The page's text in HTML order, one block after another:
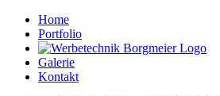
Home
Portfolio
Galerie
Kontakt